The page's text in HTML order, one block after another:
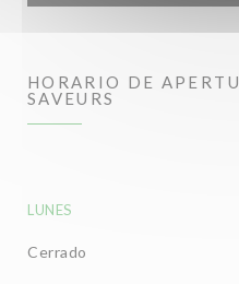
HORARIO DE
SAVEURS
LUNES
Cerrado